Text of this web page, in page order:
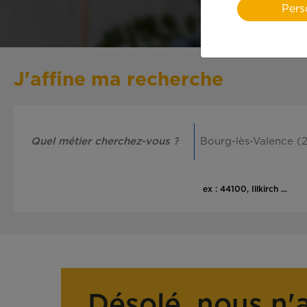
J'affine ma recherche
ex : 44100, Illkirch ...